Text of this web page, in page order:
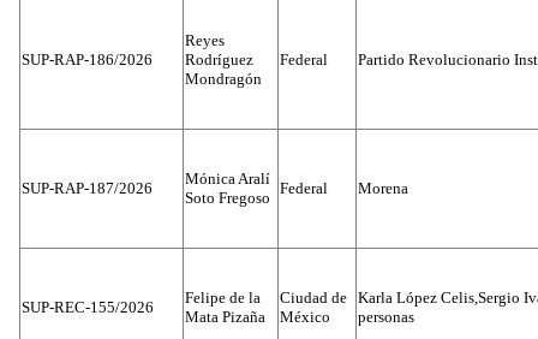
SUP-RAP-186/2026
Reyes
Rodríguez
Mondragón
Federal Partido Revolucionario
SUP-RAP-187/2026
Mónica Aralí
Soto Fregoso
Federal Morena
SUP-REC-155/2026
Felipe de la
Mata Pizaña
Ciudad de
México
Karla López Celis,Sergio
personas